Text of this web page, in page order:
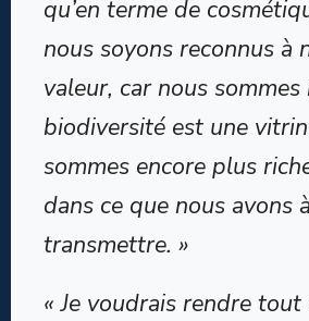
qu’en terme de
nous soyons reconnus à
valeur, car nous sommes
biodiversité est une
sommes encore plus
dans ce que nous avons à
transmettre. »
« Je voudrais rendre tout